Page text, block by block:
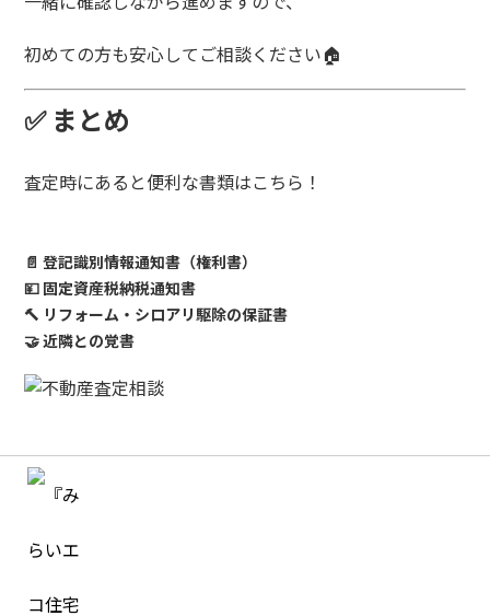
初めての方も安心してご相談ください🏠
✅ まとめ
査定時にあると便利な書類はこちら！
📄 登記識別情報通知書（権利書）
💴 固定資産税納税通知書
🔨 リフォーム・シロアリ駆除の保証書
🤝 近隣との覚書